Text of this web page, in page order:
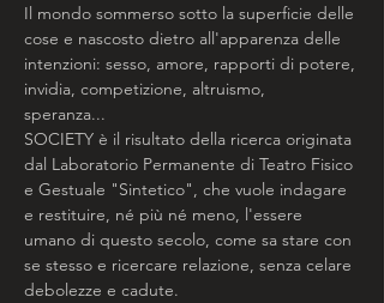
Il mondo sommerso sotto la superficie delle
cose e nascosto dietro all'apparenza delle
intenzioni: sesso, amore, rapporti di potere,
invidia, competizione, altruismo,
speranza...
SOCIETY è il risultato della ricerca originata
dal Laboratorio Permanente di Teatro Fisico
e Gestuale "Sintetico", che vuole indagare
e restituire, né più né meno, l'essere
umano di questo secolo, come sa stare con
se stesso e ricercare relazione, senza celare
debolezze e cadute.